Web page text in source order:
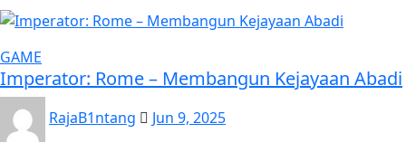
GAME
Imperator: Rome – Membangun Kejayaan Abadi
RajaB1ntang Jun 9, 2025